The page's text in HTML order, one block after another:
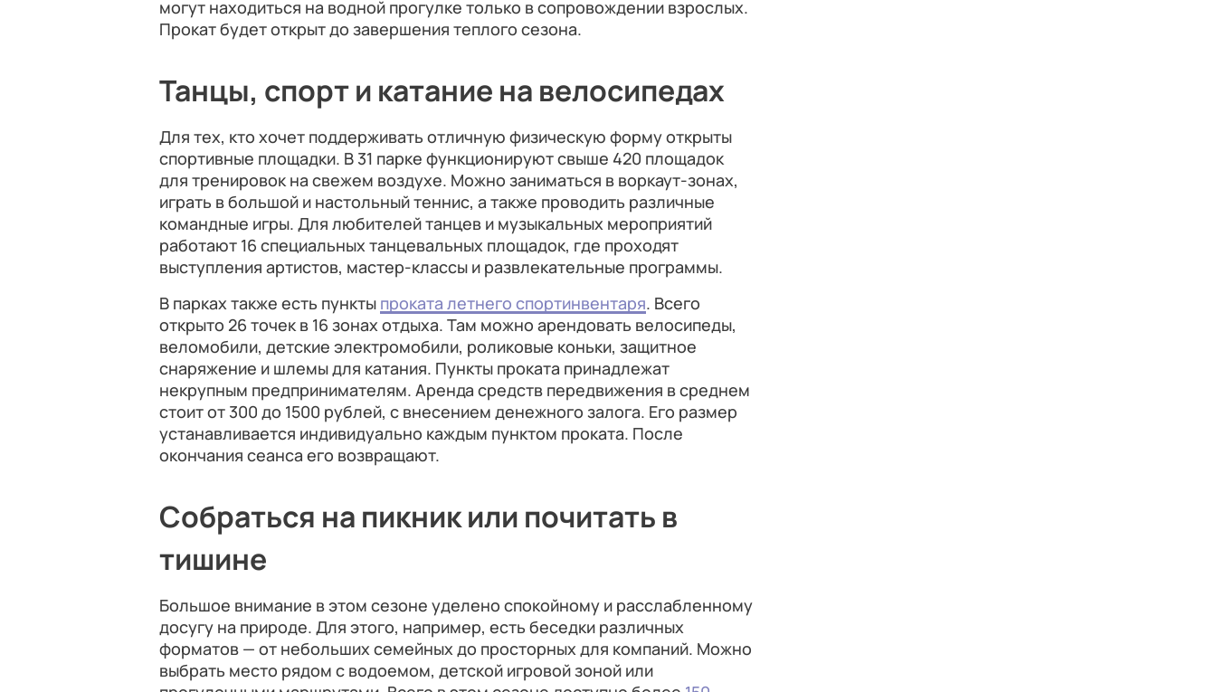
могут находиться на водной прогулке только в сопровождении взрослых.
Прокат будет открыт до завершения теплого сезона.
Танцы, спорт и катание на велосипедах
Для тех, кто хочет поддерживать отличную физическую форму открыты
спортивные площадки. В 31 парке функционируют свыше 420 площадок
для тренировок на свежем воздухе. Можно заниматься в воркаут-зонах,
играть в большой и настольный теннис, а также проводить различные
командные игры. Для любителей танцев и музыкальных мероприятий
работают 16 специальных танцевальных площадок, где проходят
выступления артистов, мастер-классы и развлекательные программы.
В парках также есть пункты проката летнего спортинвентаря. Всего
открыто 26 точек в 16 зонах отдыха. Там можно арендовать велосипеды,
веломобили, детские электромобили, роликовые коньки, защитное
снаряжение и шлемы для катания. Пункты проката принадлежат
некрупным предпринимателям. Аренда средств передвижения в среднем
стоит от 300 до 1500 рублей, с внесением денежного залога. Его размер
устанавливается индивидуально каждым пунктом проката. После
окончания сеанса его возвращают.
Собраться на пикникили почитать в
тишине
Большое внимание в этом сезоне уделено спокойному и расслабленному
досугу на природе. Для этого, например, есть беседки различных
форматов — от небольших семейных до просторных для компаний. Можно
выбрать место рядом с водоемом, детской игровой зоной или